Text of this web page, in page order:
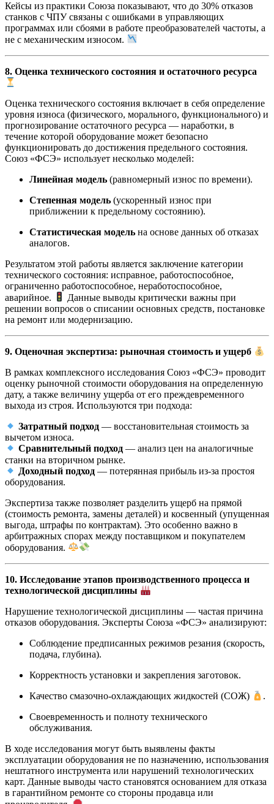
Кейсы из практики Союза показывают, что до 30% отказов
станков с ЧПУ связаны с ошибками в управляющих
программах или сбоями в работе преобразователей частоты, а
не с механическим износом.
8. Оценка технического состояния и остаточного ресурса
Оценка технического состояния включает в себя определение
уровня износа (физического, морального, функционального) и
прогнозирование остаточного ресурса — наработки, в
течение которой оборудование может безопасно
функционировать до достижения предельного состояния.
Союз «ФСЭ» использует несколько моделей:
Линейная модель (равномерный износ по времени).
Степенная модель (ускоренный износ при
приближении к предельному состоянию).
Статистическая модель на основе данных об отказах
аналогов.
Результатом этой работы является заключение категории
технического состояния: исправное, работоспособное,
ограниченно работоспособное, неработоспособное,
аварийное.
Данные выводы критически важны при
решении вопросов о списании основных средств, постановке
на ремонт или модернизацию.
9. Оценочная экспертиза: рыночная стоимость и ущерб
В рамках комплексного исследования Союз «ФСЭ» проводит
оценку рыночной стоимости оборудования на определенную
дату, а также величину ущерба от его преждевременного
выхода из строя. Используются три подхода:
Затратный подход — восстановительная стоимость за
вычетом износа.
Сравнительный подход — анализ цен на аналогичные
станки на вторичном рынке.
Доходный подход — потерянная прибыль из-за простоя
оборудования.
Экспертиза также позволяет разделить ущерб на прямой
(стоимость ремонта, замены деталей) и косвенный (упущенная
выгода, штрафы по контрактам). Это особенно важно в
арбитражных спорах между поставщиком и покупателем
оборудования.
10. Исследование этапов производственного процесса и
технологической дисциплины
Нарушение технологической дисциплины — частая причина
отказов оборудования. Эксперты Союза «ФСЭ» анализируют:
Соблюдение предписанных режимов резания (скорость,
подача, глубина).
Корректность установки и закрепления заготовок.
Качество смазочно-охлаждающих жидкостей (СОЖ)
.
Своевременность и полноту технического
обслуживания.
В ходе исследования могут быть выявлены факты
эксплуатации оборудования не по назначению, использования
нештатного инструмента или нарушений технологических
карт. Данные выводы часто становятся основанием для отказа
в гарантийном ремонте со стороны продавца или